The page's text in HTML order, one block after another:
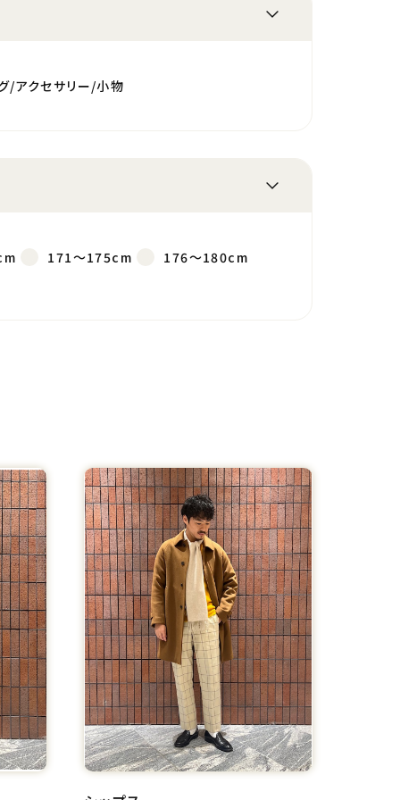
/アクセサリー/小物
171～175cm 176～180cm